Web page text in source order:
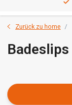
Zurück zu home
Badeslips